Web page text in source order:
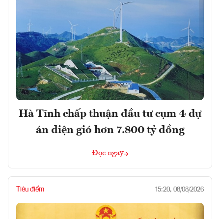
Hà Tĩnh chấp thuận đầu tư cụm 4 dự
án điện gió hơn 7.800 tỷ đồng
Đọc ngay
Tiêu điểm 15:20, 08/08/2026